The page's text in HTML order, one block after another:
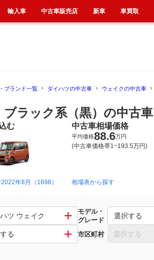
ブランド一覧 ダイハツの中古車 ウェイクの中古車
ブラック系（黒）の中古車
む
年8月（1698）
中古車相場価格
平均価格88.6万円
(中古車価格帯1~193.5万円)
相場表から探す
ツ ウェイク
モデル・
グレード
選択する
る 市区町村 選択する
輸入車 中古車販売店 新車 車買取